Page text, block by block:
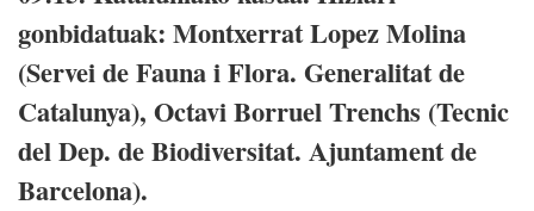
gonbidatuak: Montxerrat Lopez Molina
(Servei de Fauna i Flora. Generalitat de
Catalunya), Octavi Borruel Trenchs (Tecnic
del Dep. de Biodiversitat. Ajuntament de
Barcelona).